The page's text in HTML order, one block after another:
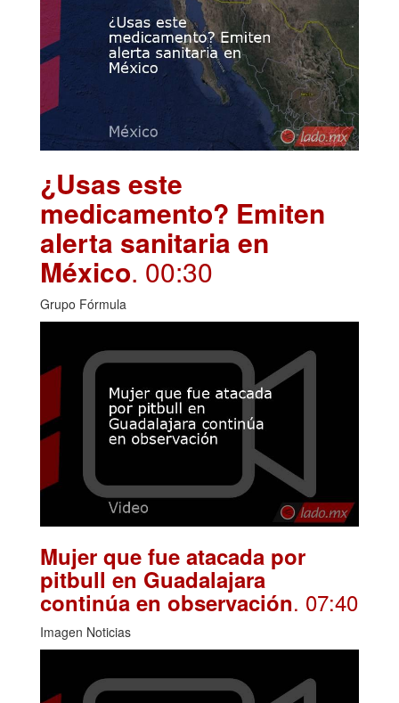
¿Usas este
medicamento? Emiten
alerta sanitaria en
México. 00:30
Grupo Fórmula
Mujer que fue atacada por
pitbull en Guadalajara
continúa en observación. 07:40
Imagen Noticias